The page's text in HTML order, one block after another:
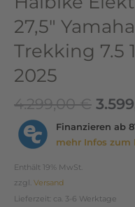
27,5″
Trekking 7.5
2025
4.299,00€
Finanzieren ab
mehr Infos zum
Enthält 19% MwSt.
zzgl. Versand
Lieferzeit: ca. 3-6 Werktage